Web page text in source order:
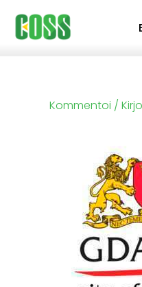
Siirry
sisältöön
Kommentoi /